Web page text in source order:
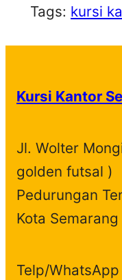
Tags: kursi
Kursi Kantor
Jl. Wolter
golden futsal )
Pedurungan
Kota Semarang
Telp/WhatsApp